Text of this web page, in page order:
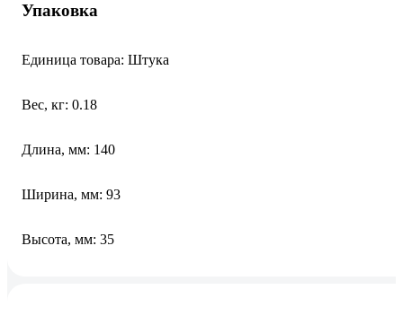
Упаковка
Единица товара: Штука
Вес, кг: 0.18
Длина, мм: 140
Ширина, мм: 93
Высота, мм: 35